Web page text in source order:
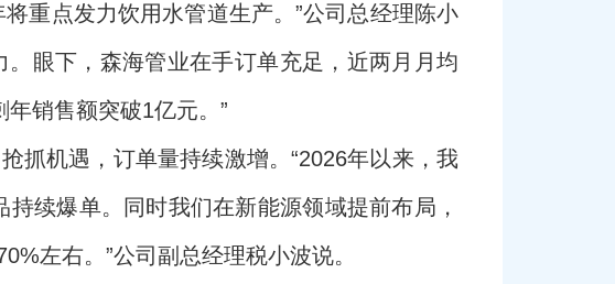
重点发力饮用水管道生产。”公司总经理陈小
眼下，森海管业在手订单充足，近两月月均
销售额突破1亿元。”
抓机遇，订单量持续激增。“2026年以来，我
续爆单。同时我们在新能源领域提前布局，
左右。”公司副总经理税小波说。